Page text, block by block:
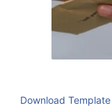
Download